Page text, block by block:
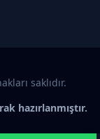
saklıdır.
hazırlanmıştır.